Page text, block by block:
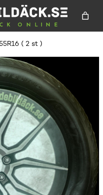
( 2 st )